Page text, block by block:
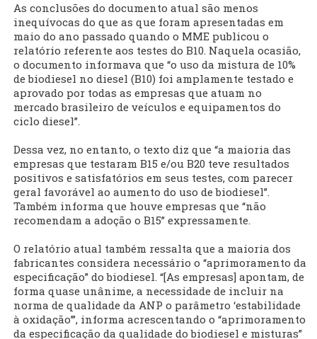
As conclusões do documento atual são menos
inequívocas do que as que foram apresentadas em
maio do ano passado quando o MME publicou o
relatório referente aos testes do B10. Naquela ocasião,
o documento informava que “o uso da mistura de 10%
de biodiesel no diesel (B10) foi amplamente testado e
aprovado por todas as empresas que atuam no
mercado brasileiro de veículos e equipamentos do
ciclo diesel”.
Dessa vez, no entanto, o texto diz que “a maioria das
empresas que testaram B15 e/ou B20 teve resultados
positivos e satisfatórios em seus testes, com parecer
geral favorável ao aumento do uso de biodiesel”.
Também informa que houve empresas que “não
recomendam a adoção o B15” expressamente.
O relatório atual também ressalta que a maioria dos
fabricantes considera necessário o “aprimoramento da
especificação” do biodiesel. “[As empresas] apontam, de
forma quase unânime, a necessidade de incluir na
norma de qualidade da ANP o parâmetro ‘estabilidade
à oxidação’”, informa acrescentando o “aprimoramento
da especificação da qualidade do biodiesel e misturas”